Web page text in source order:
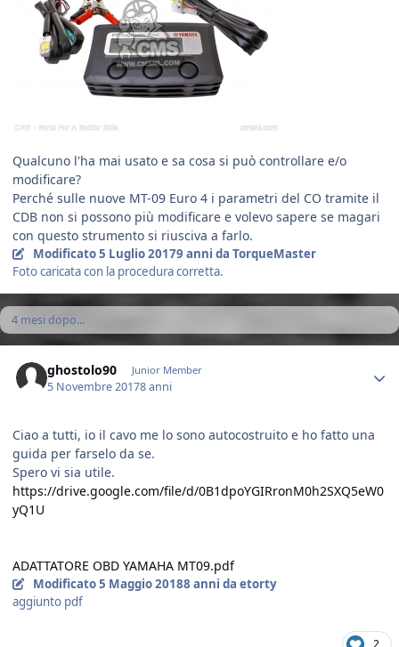
Qualcuno l'ha mai usato e sa cosa si può controllare e/o
modificare?
Perché sulle nuove MT-09 Euro 4 i parametri del CO tramite il
CDB non si possono più modificare e volevo sapere se magari
con questo strumento si riusciva a farlo.
Modificato5 Luglio 20179 anni da TorqueMaster
Foto caricata con la procedura corretta.
4 mesi dopo...
ghostolo90 Junior Member
5 Novembre 20178 anni
Ciao a tutti, io il cavo me lo sono autocostruito e ho fatto una
guida per farselo da se.
Spero vi sia utile.
https://drive.google.com/file/d/0B1dpoYGIRronM0h2SXQ5eW0
yQ1U
ADATTATORE OBD YAMAHA MT09.pdf
Modificato5 Maggio 20188 anni da etorty
aggiunto pdf
2